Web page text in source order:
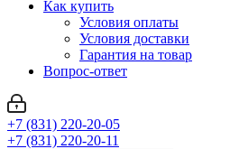
Как купить
Условия оплаты
Условия доставки
Гарантия на товар
Вопрос-ответ
+7 (831) 220-20-05
+7 (831) 220-20-11